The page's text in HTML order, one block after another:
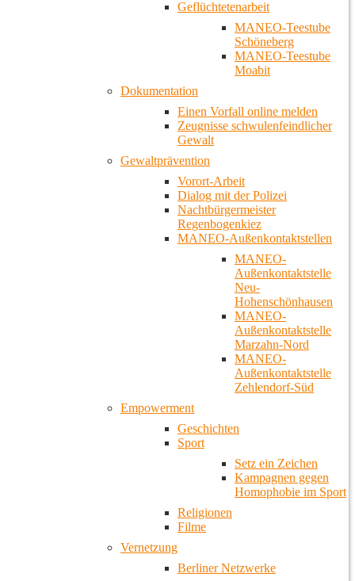
Geflüchtetenarbeit
MANEO-Teestube
Schöneberg
MANEO-Teestube
Moabit
Dokumentation
Einen Vorfall online melden
Zeugnisse schwulenfeindlicher
Gewalt
Gewaltprävention
Vorort-Arbeit
Dialog mit der Polizei
Nachtbürgermeister
Regenbogenkiez
MANEO-Außenkontaktstellen
MANEO-
Außenkontaktstelle
Neu-
Hohenschönhausen
MANEO-
Außenkontaktstelle
Marzahn-Nord
MANEO-
Außenkontaktstelle
Zehlendorf-Süd
Empowerment
Geschichten
Sport
Setz ein Zeichen
Kampagnen gegen
Homophobie im Sport
Religionen
Filme
Vernetzung
Berliner Netzwerke